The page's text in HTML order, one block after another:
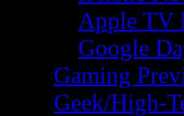
Apple TV
Google
Gaming
Geek/High-